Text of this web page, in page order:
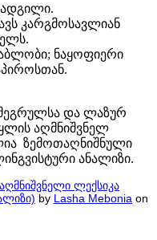
ადგილი.
კარგმოსავლიან
ნაყოფიერი
მეგრულსა და ლაზურ
აღმნიშვნელ
ზემოთაღნიშნული
ანალიზი.
ლექსიკა
by Lasha Mebonia on